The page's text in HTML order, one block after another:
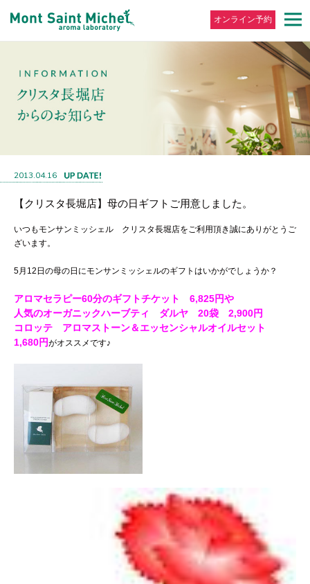
オンライン予約
2013.04.16
【クリスタ長堀店】母の日ギフトご用意しました。
いつもモンサンミッシェル クリスタ長堀店をご利用頂き誠にありがとうご
ざいます。
5月12日の母の日にモンサンミッシェルのギフトはいかがでしょうか？
アロマセラピー60分のギフトチケット 6,825円や
人気のオーガニックハーブティ ダルヤ 20袋 2,900円
コロッテ アロマストーン＆エッセンシャルオイルセット
1,680円がオススメです♪